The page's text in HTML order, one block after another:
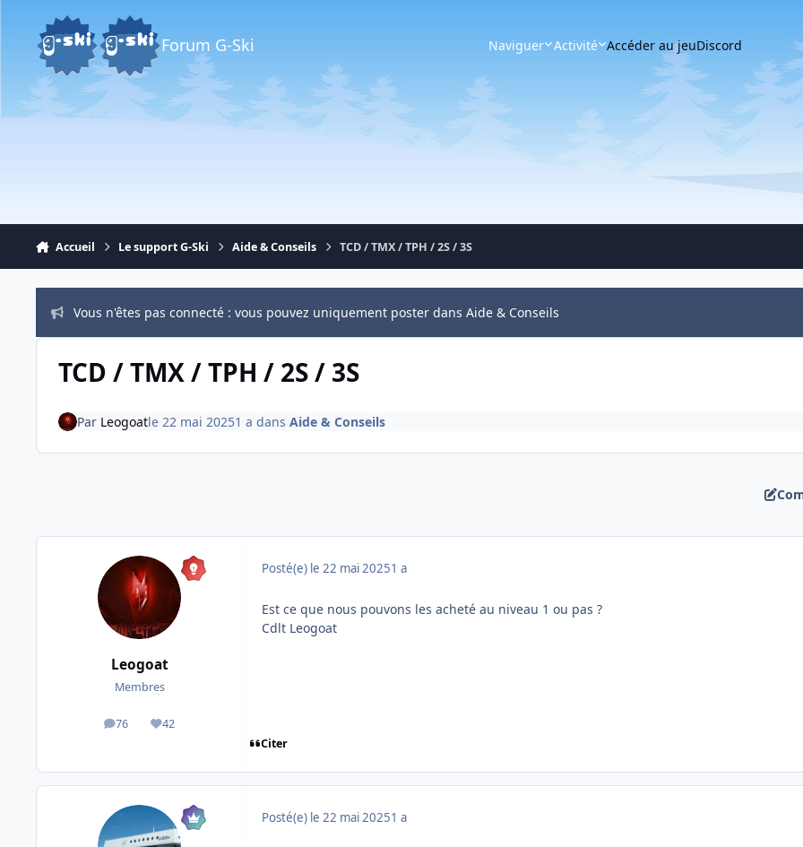
Forum G-Ski Naviguer Activité Accéder au jeuDiscord
Accueil Le support G-Ski Aide & Conseils TCD / TMX / TPH / 2S / 3S
Vous n'êtes pas connecté : vous pouvez uniquement poster dans Aide & Conseils
TCD / TMX / TPH / 2S / 3S
Par Leogoatle 22 mai 20251 a dans Aide & Conseils
Leogoat
Membres
76
messages42
Réputation
Posté(e) le 22 mai 20251 a
Est ce que nous pouvons les acheté au niveau 1 ou pas ?
Cdlt Leogoat
Citer
Posté(e) le 22 mai 20251 a